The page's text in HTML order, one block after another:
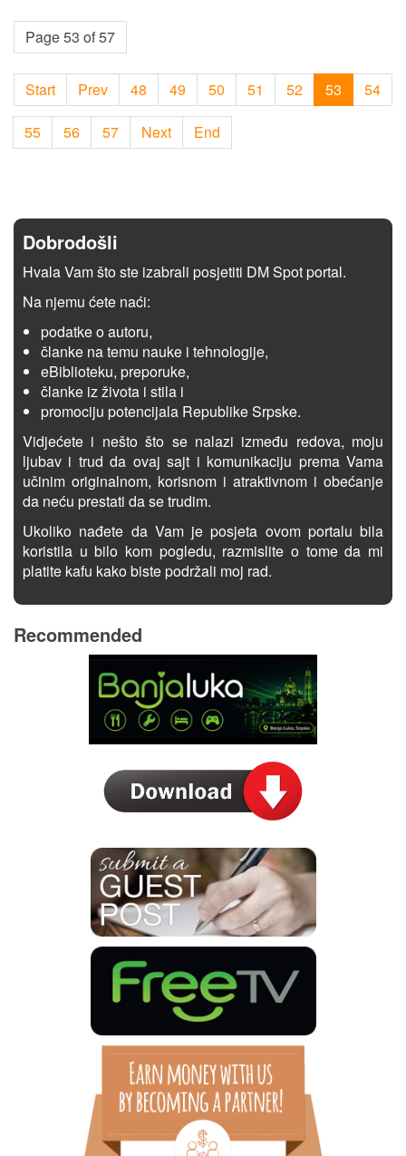
Page 53 of 57
Start Prev 48 49 50 51 52 53 54
55 56 57 Next End
Dobrodošli
Hvala Vam što ste izabrali posjetiti DM Spot portal.
Na njemu ćete naći:
podatke o autoru,
članke na temu nauke i tehnologije,
eBiblioteku, preporuke,
članke iz života i stila i
promociju potencijala Republike Srpske.
Vidjećete i nešto što se nalazi između redova, moju
ljubav i trud da ovaj sajt i komunikaciju prema Vama
učinim originalnom, korisnom i atraktivnom i obećanje
da neću prestati da se trudim.
Ukoliko nađete da Vam je posjeta ovom portalu bila
koristila u bilo kom pogledu, razmislite o tome da mi
platite kafu kako biste podržali moj rad.
Recommended